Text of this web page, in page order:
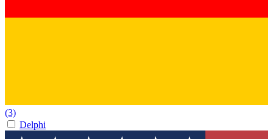
(3)
Delphi